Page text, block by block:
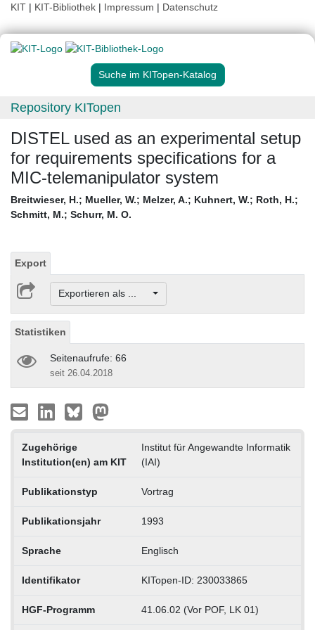
KIT | KIT-Bibliothek | Impressum | Datenschutz
Suche im KITopen-Katalog
Repository KITopen
DISTEL used as an experimental setup
for requirements specifications for a
MIC-telemanipulator system
Breitwieser, H.; Mueller, W.; Melzer, A.; Kuhnert, W.; Roth, H.;
Schmitt, M.; Schurr, M. O.
Export
Exportieren als ...
Statistiken
Seitenaufrufe: 66
seit 26.04.2018
Zugehörige
Institution(en) am KIT
Institut für Angewandte Informatik
(IAI)
Publikationstyp Vortrag
Publikationsjahr 1993
Sprache Englisch
Identifikator KITopen-ID: 230033865
HGF-Programm 41.06.02 (Vor POF, LK 01)